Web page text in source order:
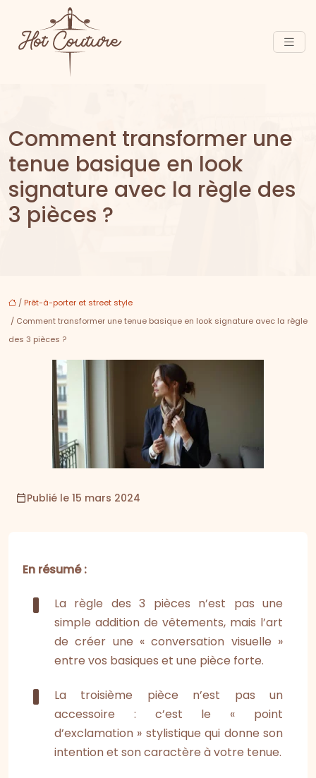
Comment transformer une
tenue basique en look
signature avec la règle des
3 pièces ?
/ Prêt-à-porter et street style
/ Comment transformer une tenue basique en look signature avec la règle
des 3 pièces ?
Publié le 15 mars 2024
En résumé :
La règle des 3 pièces n’est pas une
simple addition de vêtements, mais l’art
de créer une « conversation visuelle »
entre vos basiques et une pièce forte.
La troisième pièce n’est pas un
accessoire : c’est le « point
d’exclamation » stylistique qui donne son
intention et son caractère à votre tenue.